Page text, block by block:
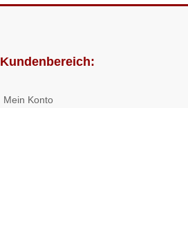
Kundenbereich:
Mein Konto